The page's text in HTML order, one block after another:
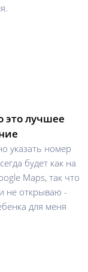
это лучшее
указать номер
будет как на
Maps, так что
не открываю -
для меня